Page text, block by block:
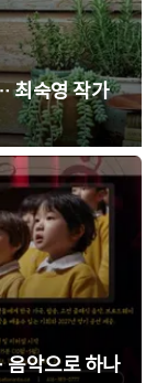
최숙영 작가
악으로 하나